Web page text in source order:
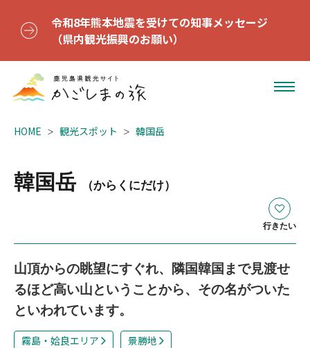
令和8年熊本地震を受けての知事メッセージ
（県内観光振興のお願い）
HOME 観光スポット 韓国岳
韓国岳 （からくにだけ）
行きたい
山頂からの眺望にすぐれ、隣国韓国まで見渡せ
るほど高い山ということから、その名がついた
といわれています。
霧島・姶良エリア
景勝地